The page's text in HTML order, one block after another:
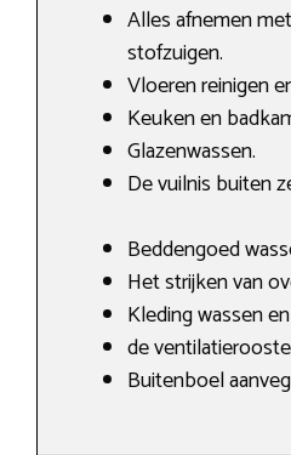
Alles afnemen
stofzuigen.
Vloeren reinigen
Keuken en
Glazenwassen.
De vuilnis buiten
Beddengoed
Het strijken van
Kleding wassen
de
Buitenboel